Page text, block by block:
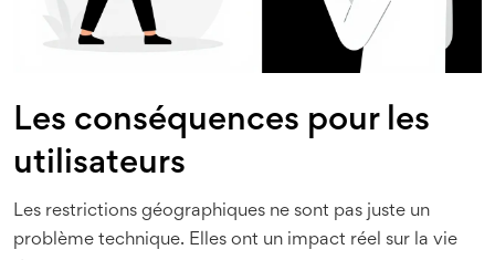
Les conséquences pour les
utilisateurs
Les restrictions géographiques ne sont pas juste un
problème technique. Elles ont un impact réel sur la vie